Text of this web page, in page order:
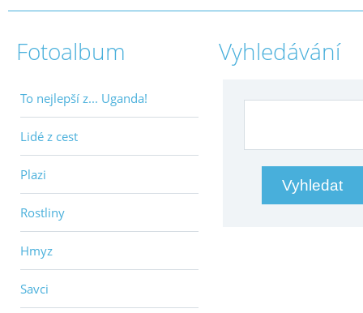
Fotoalbum
To nejlepší z... Uganda!
Lidé z cest
Plazi
Rostliny
Hmyz
Savci
Vyhledávání